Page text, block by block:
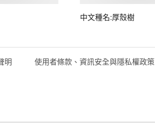
中文種名:厚殼樹
明 使用者條款、資訊安全與隱私權政策